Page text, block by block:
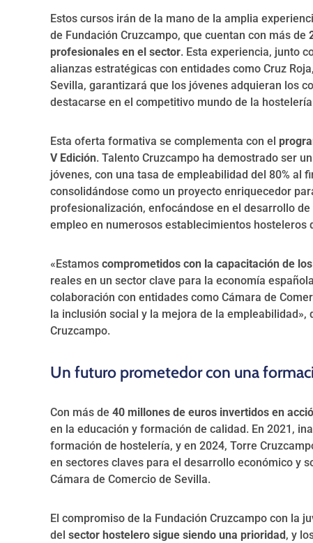
Estos cursos irán de la mano de la amplia
de Fundación Cruzcampo, que cuentan con más de
profesionales en el sector. Esta experiencia, junto
alianzas estratégicas con entidades como Cruz
Sevilla, garantizará que los jóvenes adquieran los
destacarse en el competitivo mundo de la
Esta oferta formativa se complementa con el
V Edición. Talento Cruzcampo ha demostrado ser
jóvenes, con una tasa de empleabilidad del 80% al
consolidándose como un proyecto enriquecedor
profesionalización, enfocándose en el desarrollo
empleo en numerosos establecimientos hosteleros
«Estamos comprometidos con la capacitación de
reales en un sector clave para la economía
colaboración con entidades como Cámara de
la inclusión social y la mejora de la
Cruzcampo.
Un futuro prometedor con una
Con más de 40 millones de euros invertidos en
en la educación y formación de calidad. En 2021,
formación de hostelería, y en 2024, Torre
en sectores claves para el desarrollo económico y
Cámara de Comercio de Sevilla.
El compromiso de la Fundación Cruzcampo con la
del sector hostelero sigue siendo una prioridad, y